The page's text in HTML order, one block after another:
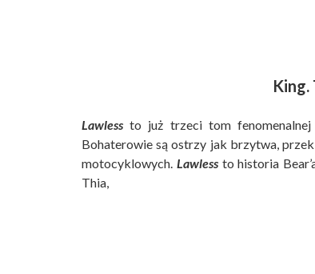
King.
Lawless to już trzeci tom
Bohaterowie są ostrzy jak brzytwa,
motocyklowych. Lawlessto historia
Thia,